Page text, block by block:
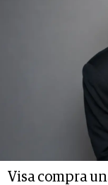
Visa compra